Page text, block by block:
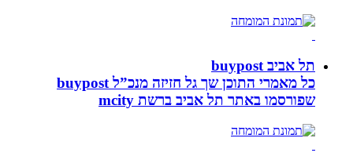
תל אביב buypost
כל מאמרי התוכן שך גל חזיזה מנכ”ל buypost
שפורסמו באתר תל אביב ברשת mcity